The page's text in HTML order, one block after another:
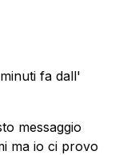
fa dall'
messaggio
ma io ci provo